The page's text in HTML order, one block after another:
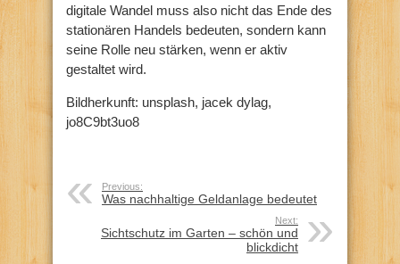
digitale Wandel muss also nicht das Ende des
stationären Handels bedeuten, sondern kann
seine Rolle neu stärken, wenn er aktiv
gestaltet wird.
Bildherkunft: unsplash, jacek dylag,
jo8C9bt3uo8
Previous:
Was nachhaltige Geldanlage bedeutet
Next:
Sichtschutz im Garten – schön und
blickdicht